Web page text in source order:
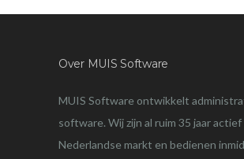
Over MUIS Software
MUIS Software ontwikkelt
software. Wij zijn al ruim 35 jaar actief
Nederlandse markt en bedienen